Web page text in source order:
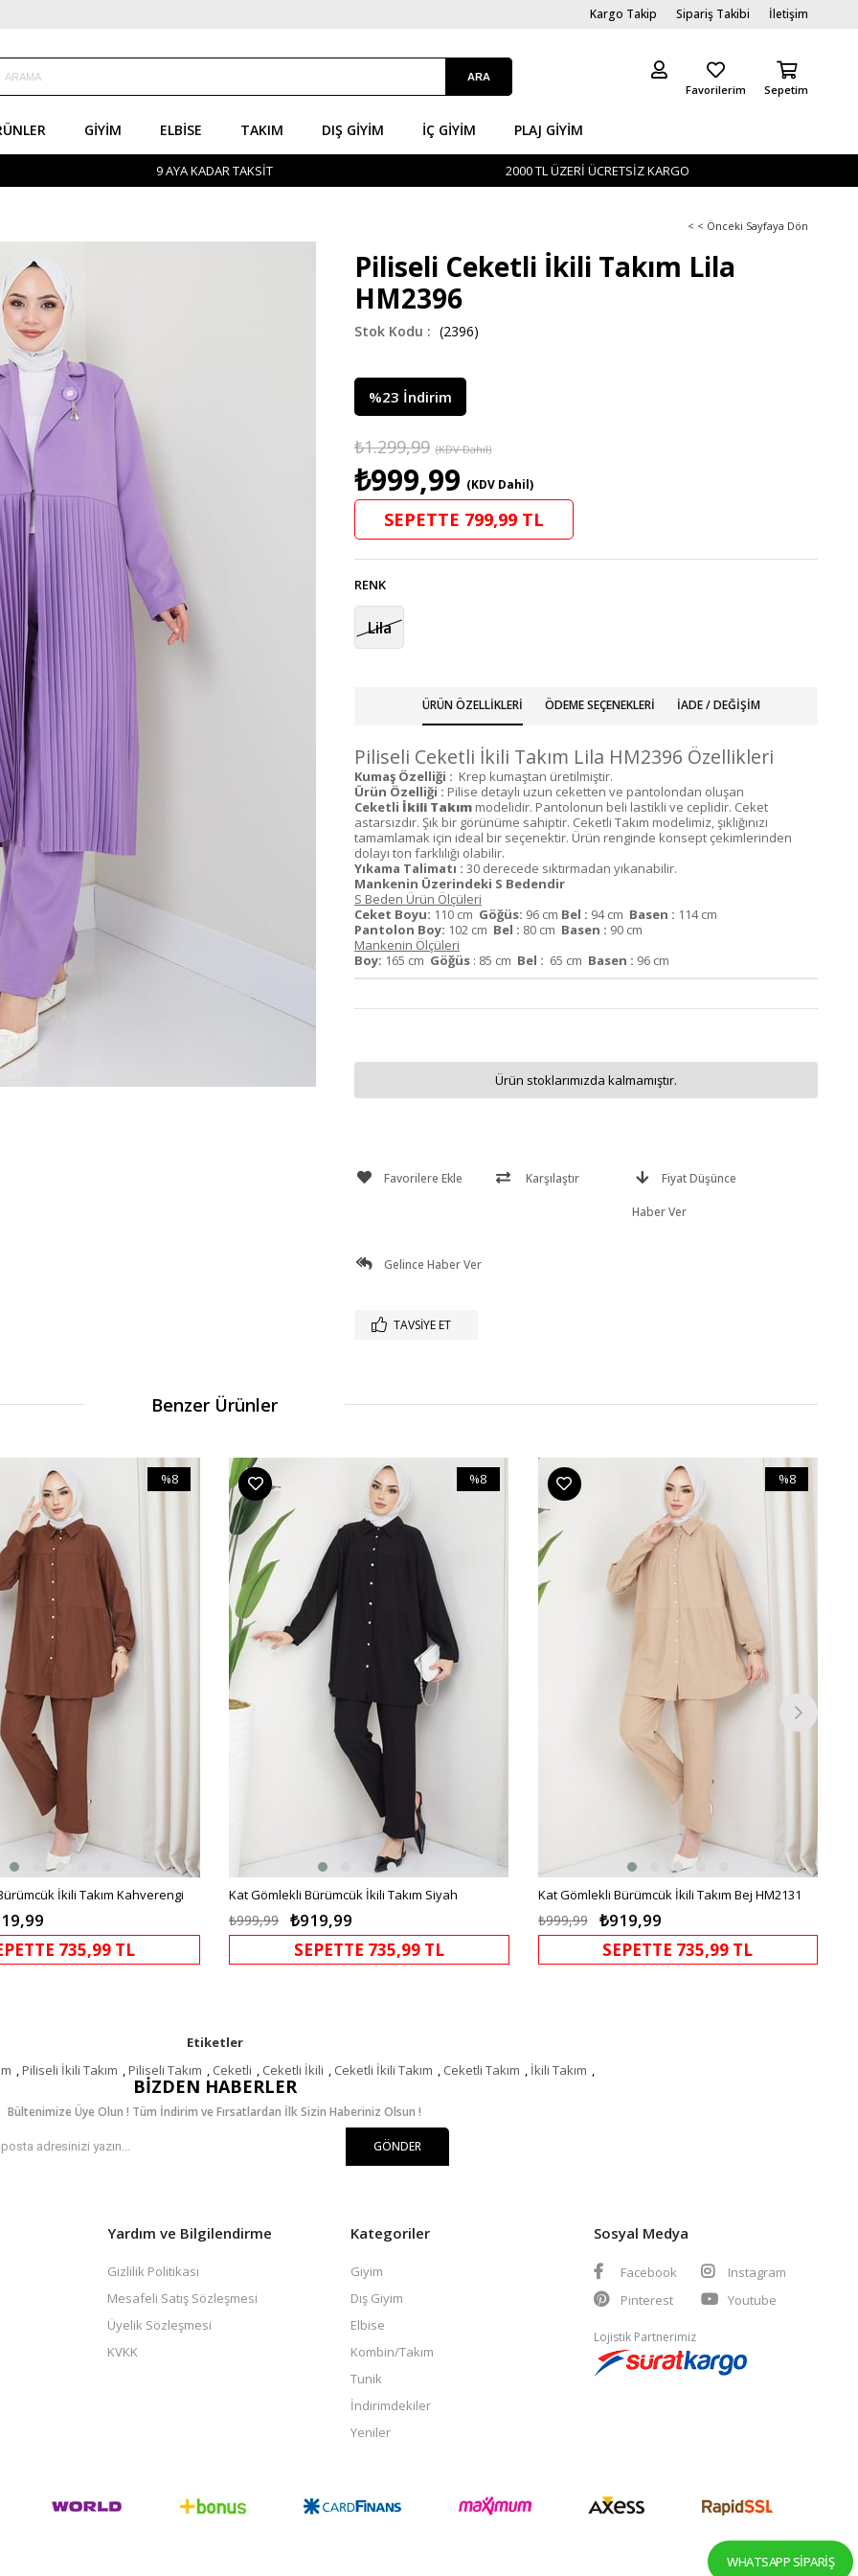
Kargo Takip Sipariş Takibi İletişim
Sepetim
Favorilerim
GIYIM ELBISE TAKIM DIŞ GIYIM İÇ GİYIM PLAJ GIYIM
9 AYA KADAR TAKSİT 2000 TL ÜZERİ ÜCRETSİZ KARGO
< < Önceki Sayfaya Dön
Piliseli Ceketli İkili Takım Lila
HM2396
(2396)
%23 İndirim
₺1.299,99 (KDV Dahil)
₺999,99 (KDV Dahil)
SEPETTE 799,99 TL
RENK
Lila
ÜRÜN ÖZELLIKLERI ÖDEME SEÇENEKLERI İADE / DEĞIŞIM
Piliseli Ceketli İkili Takım Lila HM2396 Özellikleri
Kumaş Özelliği : Krep kumaştan üretilmiştir.
Ürün Özelliği : Pilise detaylı uzun ceketten ve pantolondan oluşan
Ceketli İkili Takım modelidir. Pantolonun beli lastikli ve ceplidir. Ceket
astarsızdır. Şık bir görünüme sahiptir. Ceketli Takım modelimiz, şıklığınızı
tamamlamak için ideal bir seçenektir. Ürün renginde konsept çekimlerinden
dolayı ton farklılığı olabilir.
Yıkama Talimatı : 30 derecede sıktırmadan yıkanabilir.
Mankenin Üzerindeki S Bedendir
S Beden Ürün Ölçüleri
Ceket Boyu: 110 cm Göğüs: 96 cm Bel : 94 cm Basen : 114 cm
Pantolon Boy: 102 cm Bel : 80 cm Basen : 90 cm
Mankenin Ölçüleri
Boy: 165 cm Göğüs : 85 cm Bel : 65 cm Basen : 96 cm
Ürün stoklarımızda kalmamıştır.
Favorilere Ekle Karşılaştır Fiyat Düşünce
Haber Ver
Gelince Haber Ver
TAVSIYE ET
Benzer Ürünler
İkili Takım Kahverengi
%8
735,99 TL
Kat Gömlekli Bürümcük İkili Takım Siyah
₺919,99
₺999,99
%8
SEPETTE 735,99 TL
Kat Gömlekli Bürümcük İkili Takım Bej HM2131
₺919,99
₺999,99
%8
SEPETTE 735,99 TL
Etiketler
,Piliseli İkili Takım ,Piliseli Takım , Ceketli , Ceketli İkili , Ceketli İkili Takım , Ceketli Takım , İkili Takım ,
WHATSAPP SIPARIŞ
BIZDEN HABERLER
Bültenimize Üye Olun ! Tüm İndirim ve Fırsatlardan İlk Sizin Haberiniz Olsun !
GÖNDER
Yardım ve Bilgilendirme
Gizlilik Politikası
Mesafeli Satış Sözleşmesi
Üyelik Sözleşmesi
KVKK
Kategoriler
Giyim
Dış Giyim
Elbise
Kombin/Takım
Tunik
İndirimdekiler
Yeniler
Sosyal Medya
Facebook
Instagram
Pinterest
Youtube
Lojistik Partnerimiz